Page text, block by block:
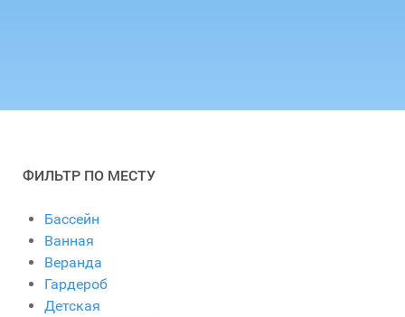
ФИЛЬТР ПО МЕСТУ
Бассейн
Ванная
Веранда
Гардероб
Детская